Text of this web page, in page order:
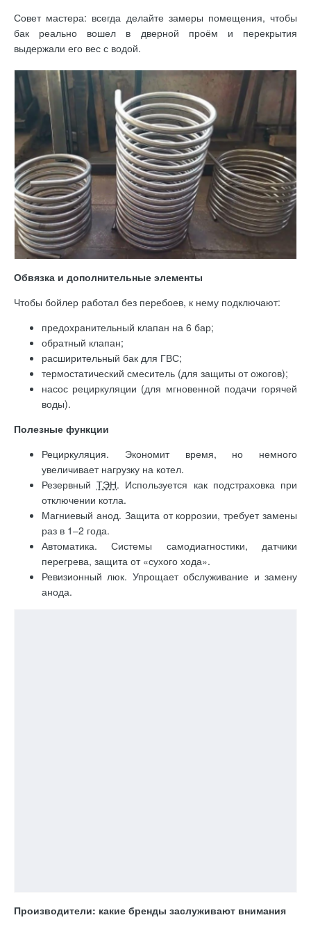
Совет мастера: всегда делайте замеры помещения, чтобы
бак реально вошел в дверной проём и перекрытия
выдержали его вес с водой.
Обвязка и дополнительные элементы
Чтобы бойлер работал без перебоев, к нему подключают:
предохранительный клапан на 6 бар;
обратный клапан;
расширительный бак для ГВС;
термостатический смеситель (для защиты от ожогов);
насос рециркуляции (для мгновенной подачи горячей
воды).
Полезные функции
Рециркуляция. Экономит время, но немного
увеличивает нагрузку на котел.
РезервныйТЭН. Используется как подстраховка при
отключении котла.
Магниевый анод. Защита от коррозии, требует замены
раз в 1–2 года.
Автоматика. Системы самодиагностики, датчики
перегрева, защита от «сухого хода».
Ревизионный люк. Упрощает обслуживание и замену
анода.
De Dietrich (Франция). Хорошо работают в паре с